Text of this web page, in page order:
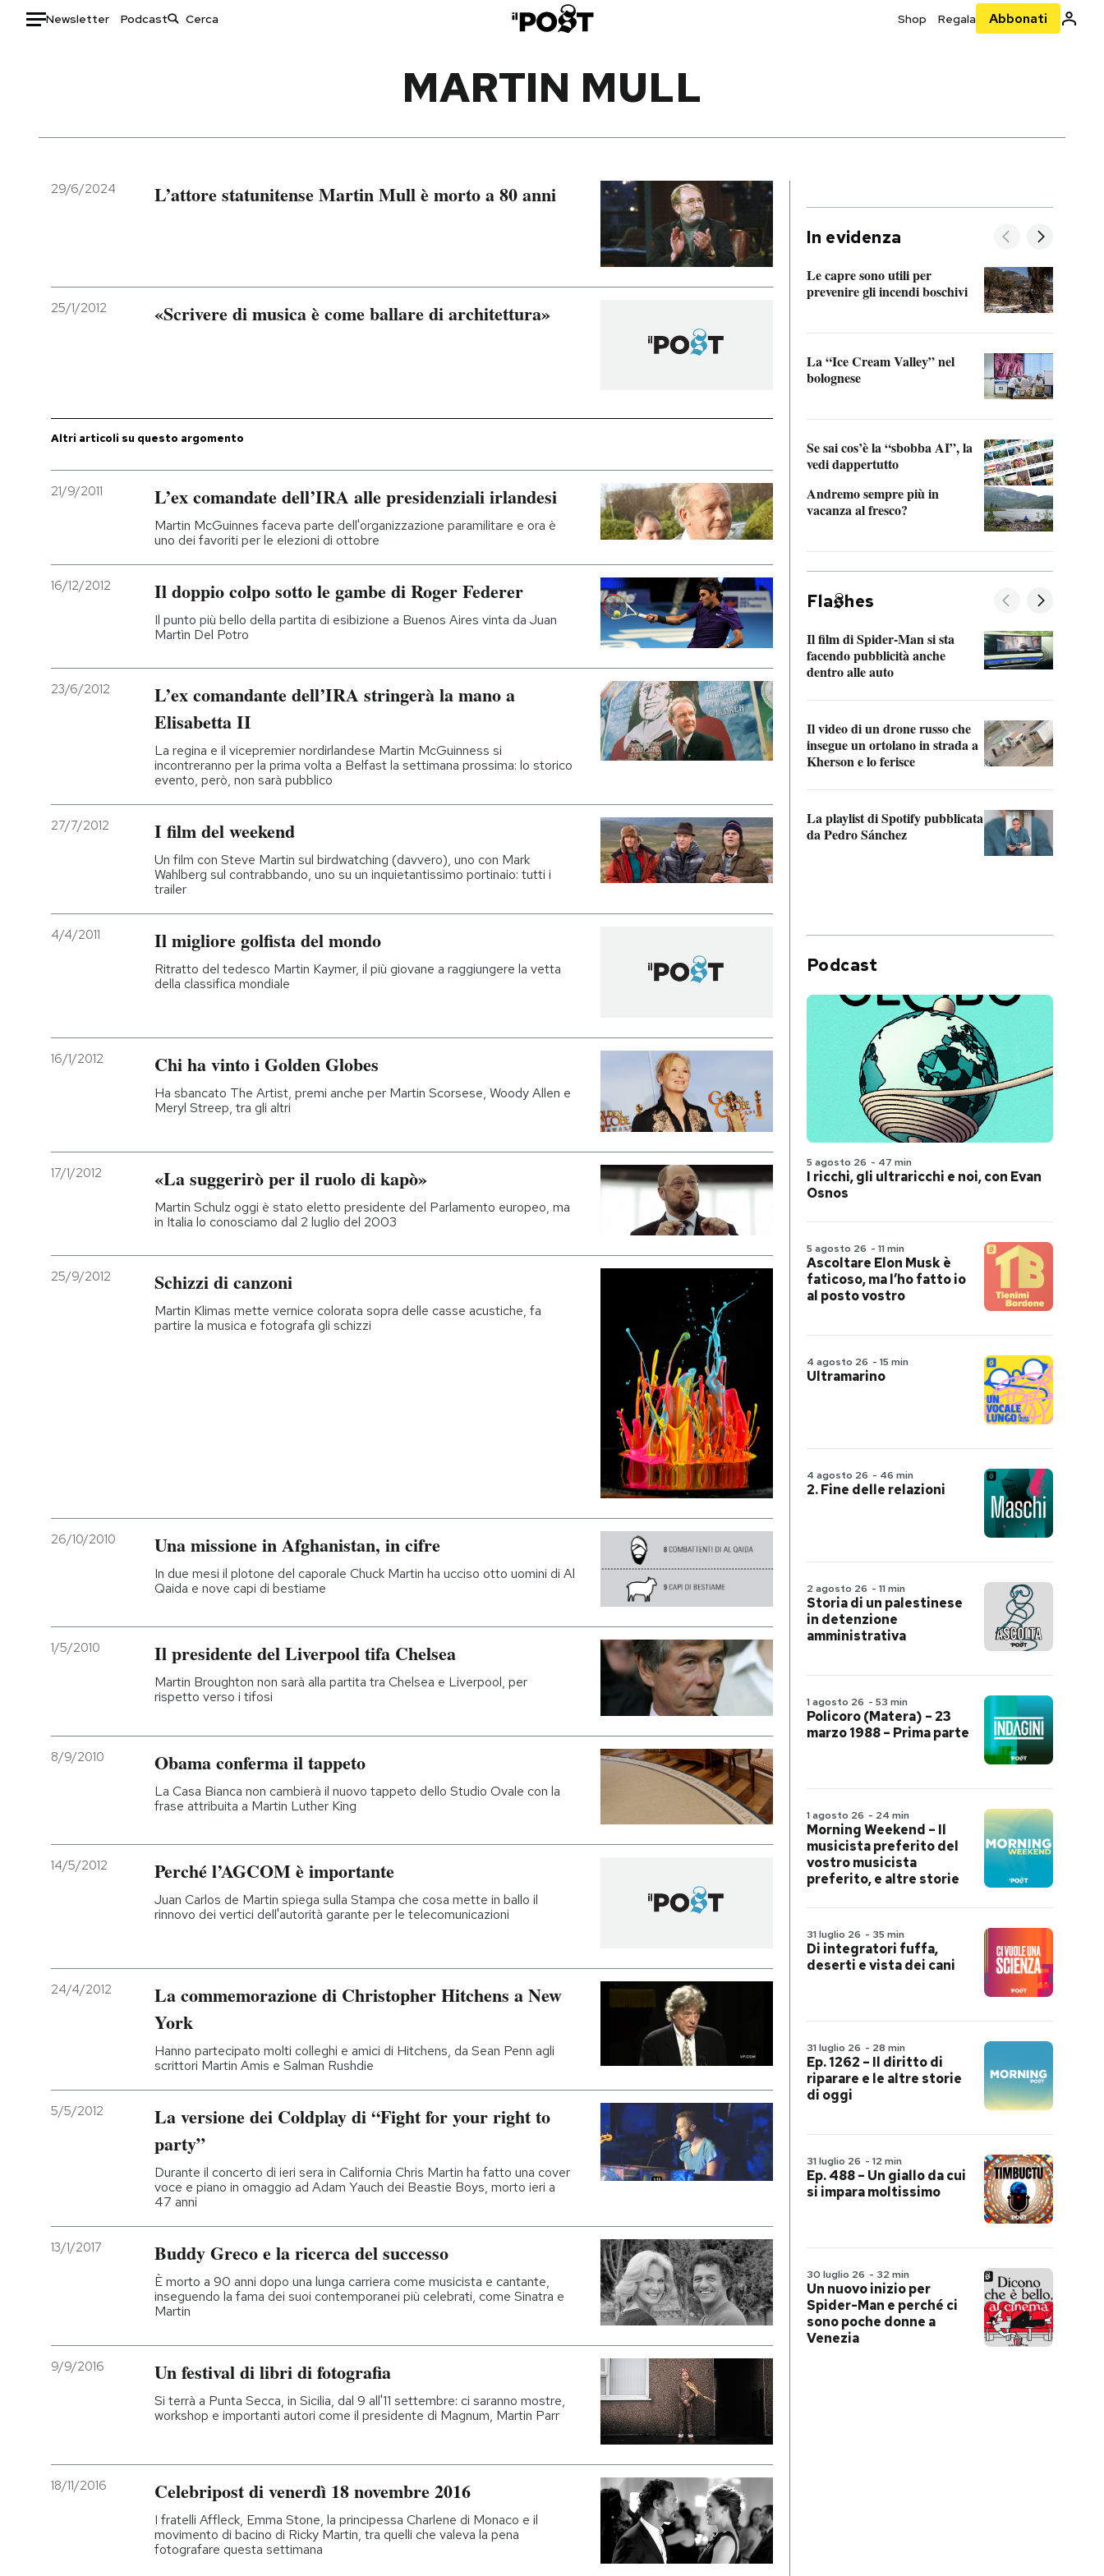
Newsletter Podcast Shop Regala Abbonati
Italia
Politica
Economia
Moda
SHOP
AREA PERSONALE
MARTIN MULL
29/6/2024 L’attore statunitense Martin Mull è morto a 80 anni
25/1/2012 «Scrivere di musica è come ballare di architettura»
Altri articoli su questo argomento
21/9/2011 L’ex comandate dell’IRA alle presidenziali irlandesi
Martin McGuinnes faceva parte dell'organizzazione paramilitare e ora è
uno dei favoriti per le elezioni di ottobre
16/12/2012 Il doppio colpo sotto le gambe di Roger Federer
Il punto più bello della partita di esibizione a Buenos Aires vinta da Juan
Martìn Del Potro
23/6/2012
L’ex comandante dell’IRA stringerà la mano a
Elisabetta II
La regina e il vicepremier nordirlandese Martin McGuinness si
incontreranno per la prima volta a Belfast la settimana prossima: lo storico
evento, però, non sarà pubblico
27/7/2012 I film del weekend
Un film con Steve Martin sul birdwatching (davvero), uno con Mark
Wahlberg sul contrabbando, uno su un inquietantissimo portinaio: tutti i
trailer
4/4/2011 Il migliore golfista del mondo
Ritratto del tedesco Martin Kaymer, il più giovane a raggiungere la vetta
della classifica mondiale
16/1/2012 Chi ha vinto i Golden Globes
Ha sbancato The Artist, premi anche per Martin Scorsese, Woody Allen e
Meryl Streep, tra gli altri
17/1/2012 «La suggerirò per il ruolo di kapò»
Martin Schulz oggi è stato eletto presidente del Parlamento europeo, ma
in Italia lo conosciamo dal 2 luglio del 2003
25/9/2012 Schizzi di canzoni
Martin Klimas mette vernice colorata sopra delle casse acustiche, fa
partire la musica e fotografa gli schizzi
26/10/2010 Una missione in Afghanistan, in cifre
In due mesi il plotone del caporale Chuck Martin ha ucciso otto uomini di Al
Qaida e nove capi di bestiame
1/5/2010 Il presidente del Liverpool tifa Chelsea
Martin Broughton non sarà alla partita tra Chelsea e Liverpool, per
rispetto verso i tifosi
8/9/2010 Obama conferma il tappeto
La Casa Bianca non cambierà il nuovo tappeto dello Studio Ovale con la
frase attribuita a Martin Luther King
14/5/2012 Perché l’AGCOM è importante
Juan Carlos de Martin spiega sulla Stampa che cosa mette in ballo il
rinnovo dei vertici dell'autorità garante per le telecomunicazioni
24/4/2012
La commemorazione di Christopher Hitchens a New
York
Hanno partecipato molti colleghi e amici di Hitchens, da Sean Penn agli
scrittori Martin Amis e Salman Rushdie
5/5/2012
La versione dei Coldplay di “Fight for your right to
party”
Durante il concerto di ieri sera in California Chris Martin ha fatto una cover
voce e piano in omaggio ad Adam Yauch dei Beastie Boys, morto ieri a
47 anni
13/1/2017 Buddy Greco e la ricerca del successo
È morto a 90 anni dopo una lunga carriera come musicista e cantante,
inseguendo la fama dei suoi contemporanei più celebrati, come Sinatra e
Martin
9/9/2016 Un festival di libri di fotografia
Si terrà a Punta Secca, in Sicilia, dal 9 all'11 settembre: ci saranno mostre,
workshop e importanti autori come il presidente di Magnum, Martin Parr
18/11/2016 Celebripost di venerdì 18 novembre 2016
I fratelli Affleck, Emma Stone, la principessa Charlene di Monaco e il
movimento di bacino di Ricky Martin, tra quelli che valeva la pena
fotografare questa settimana
In evidenza
Le capre sono utili per
prevenire gli incendi boschivi
La “Ice Cream Valley” nel
bolognese
Se sai cos’è la “sbobba AI”, la
vedi dappertutto
Andremo sempre più in
vacanza al fresco?
Fla hes
Il film di Spider-Man si sta
facendo pubblicità anche
dentro alle auto
Il video di un drone russo che
insegue un ortolano in strada a
Kherson e lo ferisce
La playlist di Spotify pubblicata
da Pedro Sánchez
Podcast
5 agosto 26 - 47 min
I ricchi, gli ultraricchi e noi, con Evan
Osnos
5 agosto 26 - 11 min
Ascoltare Elon Musk è
faticoso, ma l’ho fatto io
al posto vostro
4 agosto 26 - 15 min
Ultramarino
4 agosto 26 - 46 min
2. Fine delle relazioni
2 agosto 26 - 11 min
Storia di un palestinese
in detenzione
amministrativa
1 agosto 26 - 53 min
Policoro (Matera) – 23
marzo 1988 – Prima parte
1 agosto 26 - 24 min
Morning Weekend – Il
musicista preferito del
vostro musicista
preferito, e altre storie
31 luglio 26 - 35 min
Di integratori fuffa,
deserti e vista dei cani
31 luglio 26 - 28 min
Ep. 1262 – Il diritto di
riparare e le altre storie
di oggi
31 luglio 26 - 12 min
Ep. 488 – Un giallo da cui
si impara moltissimo
30 luglio 26 - 32 min
Un nuovo inizio per
Spider-Man e perché ci
sono poche donne a
Venezia